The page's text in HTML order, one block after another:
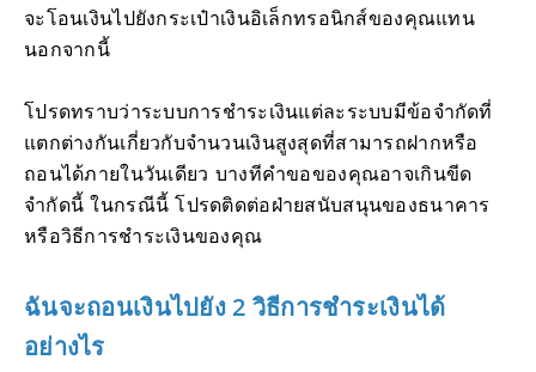
จะโอนเงินไปยังกระเป๋าเงินอิเล็กทรอนิกส์ของคุณแทน
นอกจากนี้
โปรดทราบว่าระบบการชำระเงินแต่ละระบบมีข้อจำกัดที่
แตกต่างกันเกี่ยวกับจำนวนเงินสูงสุดที่สามารถฝากหรือ
ถอนได้ภายในวันเดียว บางทีคำขอของคุณอาจเกินขีด
จำกัดนี้ ในกรณีนี้ โปรดติดต่อฝ่ายสนับสนุนของธนาคาร
หรือวิธีการชำระเงินของคุณ
ฉันจะถอนเงินไปยัง 2 วิธีการชำระเงินได้
อย่างไร